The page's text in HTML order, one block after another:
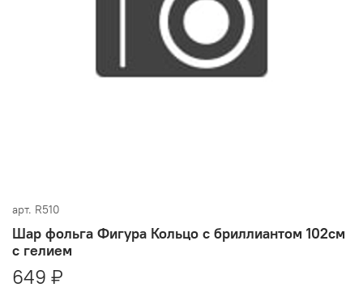
арт. R510
Шар фольга Фигура Кольцо с бриллиантом 102см
с гелием
649 ₽